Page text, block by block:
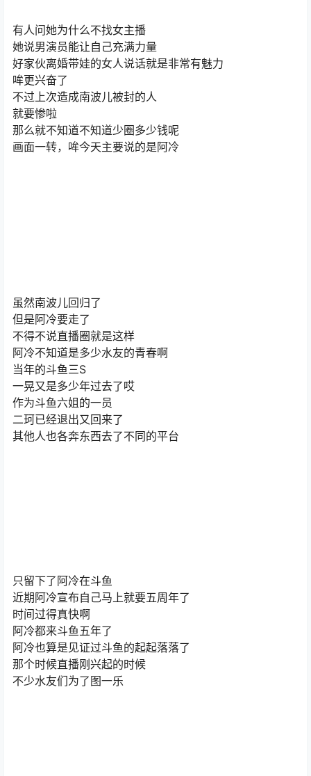
有人问她为什么不找女主播
她说男演员能让自己充满力量
好家伙离婚带娃的女人说话就是非常有魅力
哞更兴奋了
不过上次造成南波儿被封的人
就要惨啦
那么就不知道不知道少圈多少钱呢
画面一转，哞今天主要说的是阿冷
虽然南波儿回归了
但是阿冷要走了
不得不说直播圈就是这样
阿冷不知道是多少水友的青春啊
当年的斗鱼三S
一晃又是多少年过去了哎
作为斗鱼六姐的一员
二珂已经退出又回来了
其他人也各奔东西去了不同的平台
只留下了阿冷在斗鱼
近期阿冷宣布自己马上就要五周年了
时间过得真快啊
阿冷都来斗鱼五年了
阿冷也算是见证过斗鱼的起起落落了
那个时候直播刚兴起的时候
不少水友们为了图一乐